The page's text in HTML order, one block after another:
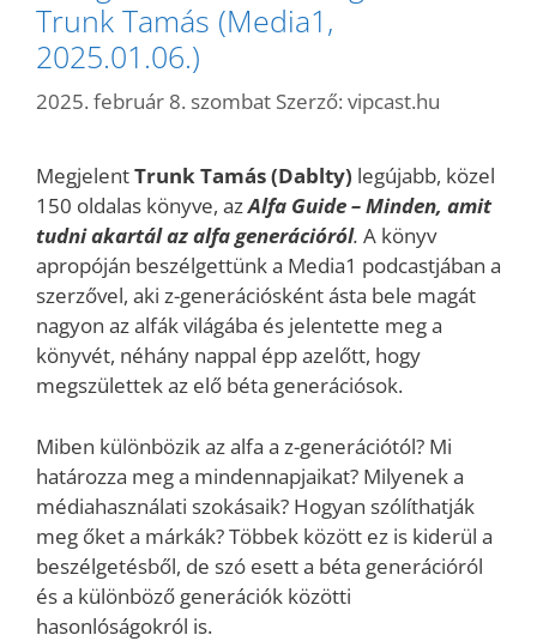
Trunk Tamás (Media1,
2025.01.06.)
2025. február 8. szombat Szerző: vipcast.hu
MegjelentTrunk Tamás (Dablty) legújabb, közel
150 oldalas könyve, azAlfa Guide – Minden, amit
tudni akartál az alfa generációról. A könyv
apropóján beszélgettünk a Media1 podcastjában a
szerzővel, aki z-generációsként ásta bele magát
nagyon az alfák világába és jelentette meg a
könyvét, néhány nappal épp azelőtt, hogy
megszülettek az elő béta generációsok.
Miben különbözik az alfa a z-generációtól? Mi
határozza meg a mindennapjaikat? Milyenek a
médiahasználati szokásaik? Hogyan szólíthatják
meg őket a márkák? Többek között ez is kiderül a
beszélgetésből, de szó esett a béta generációról
és a különböző generációk közötti
hasonlóságokról is.